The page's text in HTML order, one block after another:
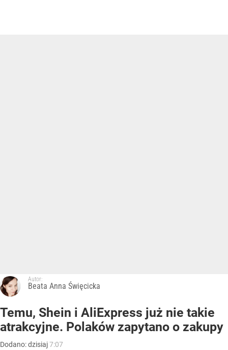
Autor:
Beata Anna Święcicka
Temu, Shein i AliExpress już nie takie
atrakcyjne. Polaków zapytano o zakupy
Dodano:dzisiaj7:07